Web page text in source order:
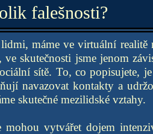
falešnosti?
máme ve virtuální realitě
skutečnosti jsme jenom
sítě. To, co popisujete,
navazovat kontakty a
skutečné mezilidské vztahy.
vytvářet dojem